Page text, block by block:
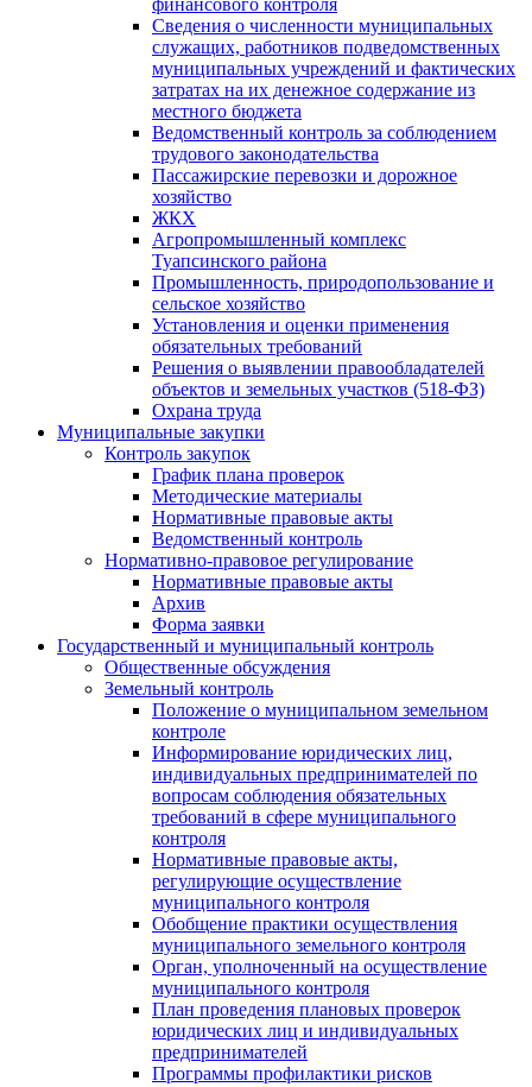
финансового контроля
Сведения о численности муниципальных
служащих, работников подведомственных
муниципальных учреждений и фактических
затратах на их денежное содержание из
местного бюджета
Ведомственный контроль за соблюдением
трудового законодательства
Пассажирские перевозки и дорожное
хозяйство
ЖКХ
Агропромышленный комплекс
Туапсинского района
Промышленность, природопользование и
сельское хозяйство
Установления и оценки применения
обязательных требований
Решения о выявлении правообладателей
объектов и земельных участков (518-ФЗ)
Охрана труда
Муниципальные закупки
Контроль закупок
График плана проверок
Методические материалы
Нормативные правовые акты
Ведомственный контроль
Нормативно-правовое регулирование
Нормативные правовые акты
Архив
Форма заявки
Государственный и муниципальный контроль
Общественные обсуждения
Земельный контроль
Положение о муниципальном земельном
контроле
Информирование юридических лиц,
индивидуальных предпринимателей по
вопросам соблюдения обязательных
требований в сфере муниципального
контроля
Нормативные правовые акты,
регулирующие осуществление
муниципального контроля
Обобщение практики осуществления
муниципального земельного контроля
Орган, уполноченный на осуществление
муниципального контроля
План проведения плановых проверок
юридических лиц и индивидуальных
предпринимателей
Программы профилактики рисков